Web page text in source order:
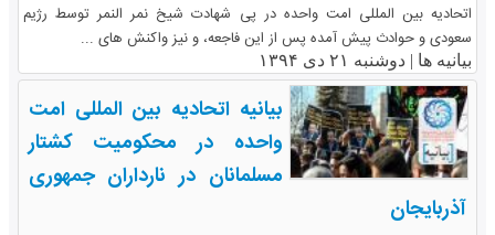
اتحادیه بین المللی امت واحده در پی شهادت شیخ نمر النمر توسط رژیم
سعودی و حوادث پیش آمده پس از این فاجعه، و نیز واکنش های ...
بیانیه ها | دوشنبه ۲۱ دی ۱۳۹۴
بیانیه اتحادیه بین المللی امت
واحده در محکومیت کشتار
مسلمانان در نارداران جمهوری
آذربایجان